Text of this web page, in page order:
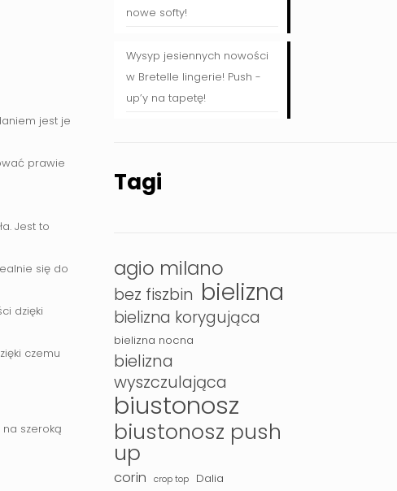
jest je
prawie
Jest to
się do
dzięki
czemu
szeroką
nowe softy!
Wysyp jesiennych nowości
w Bretelle lingerie! Push -
up’y na tapetę!
Tagi
agio milano
bez fiszbin bielizna
bielizna korygująca
bielizna nocna
bielizna
wyszczulająca
biustonosz
biustonosz push
up
corin crop top Dalia